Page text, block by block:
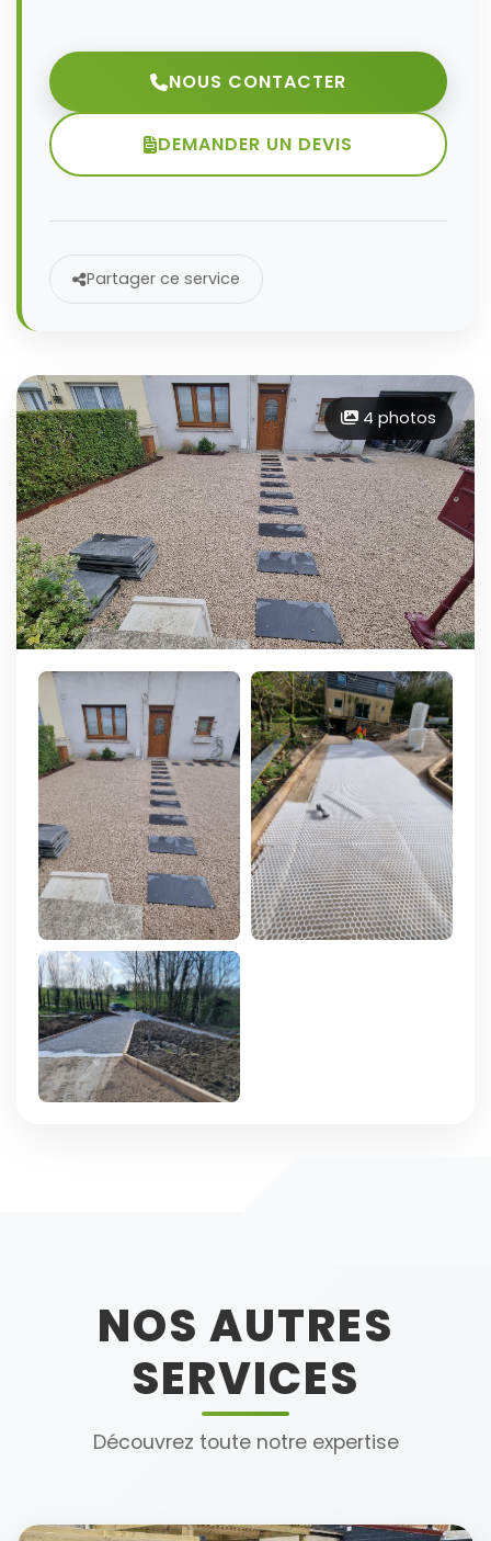
NOUS CONTACTER
DEMANDER UN DEVIS
Partager ce service
4 photos
NOS AUTRES
SERVICES
Découvrez toute notre expertise